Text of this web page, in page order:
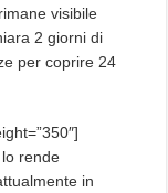
visibile
2 giorni di
per coprire 24
rende
in